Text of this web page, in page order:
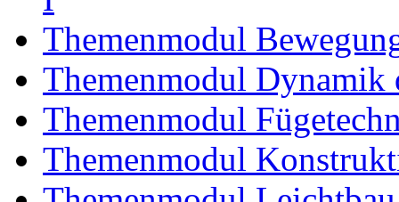
Themenmodul
Themenmodul Dynamik
Themenmodul
Themenmodul